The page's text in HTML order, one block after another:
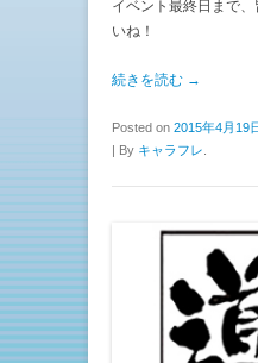
イベント最終日まで
いね！
続きを読む →
Posted on 2015年4月19
By キャラフレ